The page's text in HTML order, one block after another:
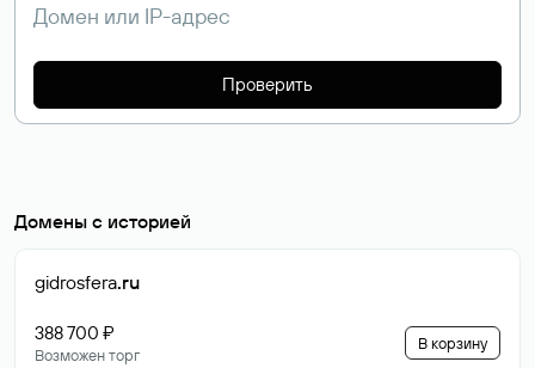
Проверить
Домены с историей
gidrosfera.ru
388 700 ₽
Возможен торг
В корзину